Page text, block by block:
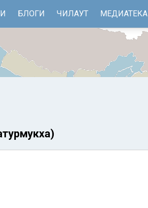
БЛОГИ ЧИЛАУТ МЕДИАТЕКА